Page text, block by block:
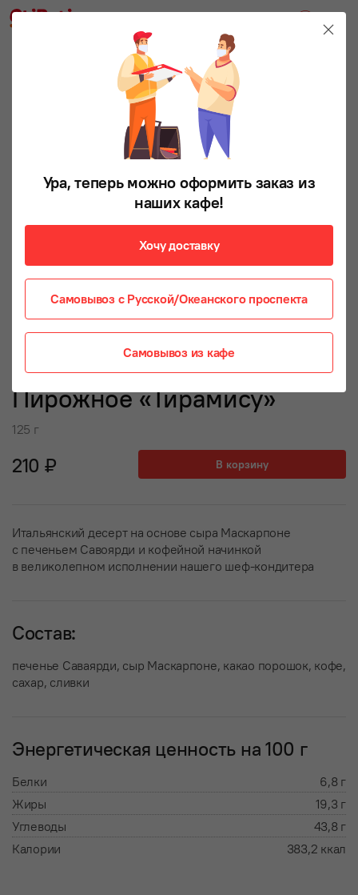
Пирожное «Тирамису»
125 г
210 ₽ В корзину
Итальянский десерт на основе сыра Маскарпоне
с печеньем Савоярди и кофейной начинкой
в великолепном исполнении нашего шеф-кондитера
Состав:
печенье Саваярди, сыр Маскарпоне, какао порошок, кофе,
сахар, сливки
Энергетическая ценность на 100 г
Белки
6,8 г
Жиры
19,3 г
Углеводы
43,8 г
Калории
383,2 ккал
Ура, теперь можно оформить заказ из
наших кафе!
Хочу доставку
Самовывоз с Русской/Океанского проспекта
Самовывоз из кафе